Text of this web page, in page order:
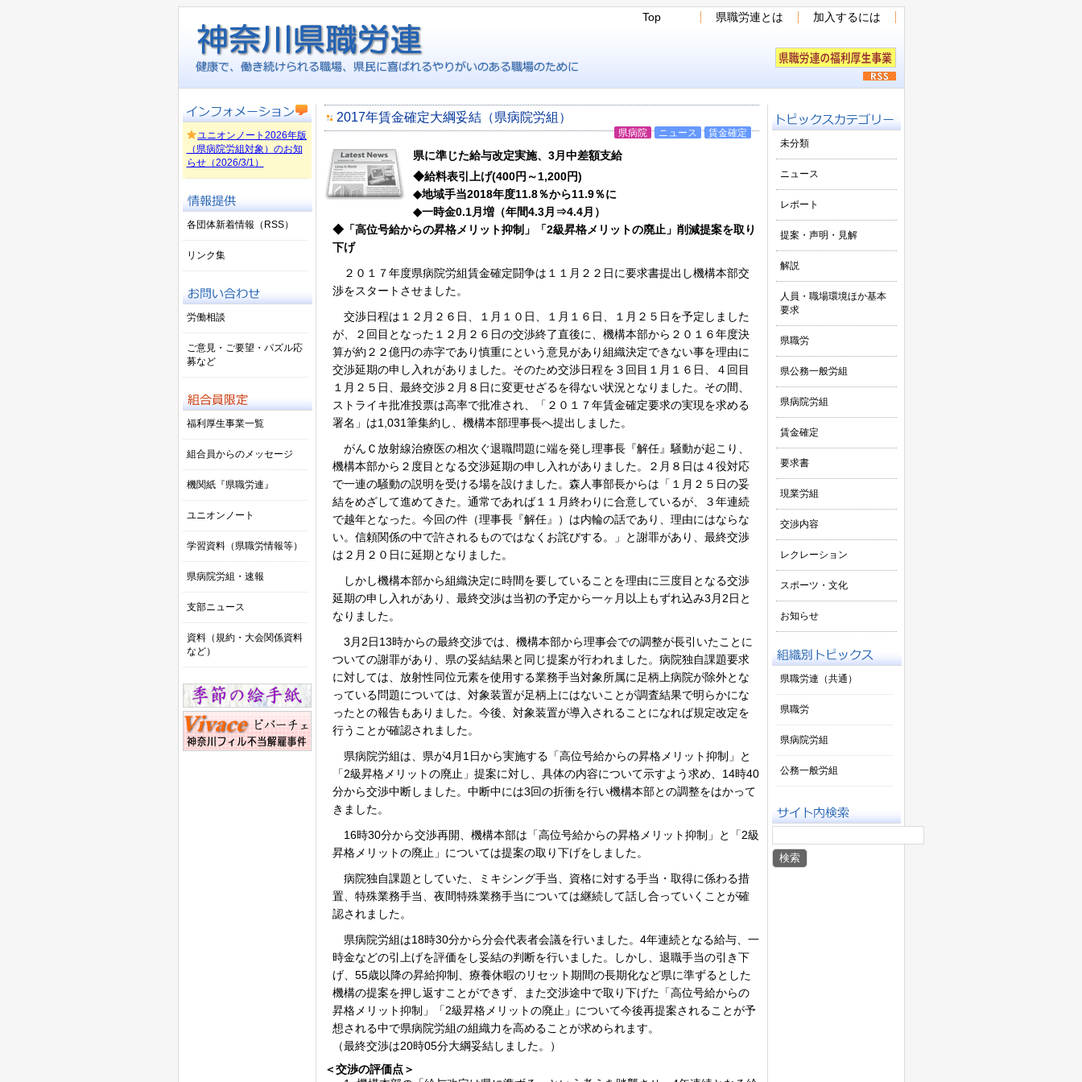
Top 県職労連とは 加入するには
2017年賃金確定大綱妥結（県病院労組）
県病院 ニュース 賃金確定
県に準じた給与改定実施、3月中差額支給
◆給料表引上げ(400円～1,200円)
◆地域手当2018年度11.8％から11.9％に
◆一時金0.1月増（年間4.3月⇒4.4月）
◆「高位号給からの昇格メリット抑制」「2級昇格メリットの廃止」削減提案を取り
下げ
２０１７年度県病院労組賃金確定闘争は１１月２２日に要求書提出し機構本部交
渉をスタートさせました。
交渉日程は１２月２６日、１月１０日、１月１６日、１月２５日を予定しました
が、２回目となった１２月２６日の交渉終了直後に、機構本部から２０１６年度決
算が約２２億円の赤字であり慎重にという意見があり組織決定できない事を理由に
交渉延期の申し入れがありました。そのため交渉日程を３回目１月１６日、４回目
１月２５日、最終交渉２月８日に変更せざるを得ない状況となりました。その間、
ストライキ批准投票は高率で批准され、「２０１７年賃金確定要求の実現を求める
署名」は1,031筆集約し、機構本部理事長へ提出しました。
がんＣ放射線治療医の相次ぐ退職問題に端を発し理事長『解任』騒動が起こり、
機構本部から２度目となる交渉延期の申し入れがありました。２月８日は４役対応
で一連の騒動の説明を受ける場を設けました。森人事部長からは「１月２５日の妥
結をめざして進めてきた。通常であれば１１月終わりに合意しているが、３年連続
で越年となった。今回の件（理事長『解任』）は内輪の話であり、理由にはならな
い。信頼関係の中で許されるものではなくお詫びする。」と謝罪があり、最終交渉
は２月２０日に延期となりました。
しかし機構本部から組織決定に時間を要していることを理由に三度目となる交渉
延期の申し入れがあり、最終交渉は当初の予定から一ヶ月以上もずれ込み3月2日と
なりました。
3月2日13時からの最終交渉では、機構本部から理事会での調整が長引いたことに
ついての謝罪があり、県の妥結結果と同じ提案が行われました。病院独自課題要求
に対しては、放射性同位元素を使用する業務手当対象所属に足柄上病院が除外とな
っている問題については、対象装置が足柄上にはないことが調査結果で明らかにな
ったとの報告もありました。今後、対象装置が導入されることになれば規定改定を
行うことが確認されました。
県病院労組は、県が4月1日から実施する「高位号給からの昇格メリット抑制」と
「2級昇格メリットの廃止」提案に対し、具体の内容について示すよう求め、14時40
分から交渉中断しました。中断中には3回の折衝を行い機構本部との調整をはかって
きました。
16時30分から交渉再開、機構本部は「高位号給からの昇格メリット抑制」と「2級
昇格メリットの廃止」については提案の取り下げをしました。
病院独自課題としていた、ミキシング手当、資格に対する手当・取得に係わる措
置、特殊業務手当、夜間特殊業務手当については継続して話し合っていくことが確
認されました。
県病院労組は18時30分から分会代表者会議を行いました。4年連続となる給与、一
時金などの引上げを評価をし妥結の判断を行いました。しかし、退職手当の引き下
げ、55歳以降の昇給抑制、療養休暇のリセット期間の長期化など県に準ずるとした
機構の提案を押し返すことができず、また交渉途中で取り下げた「高位号給からの
昇格メリット抑制」「2級昇格メリットの廃止」について今後再提案されることが予
想される中で県病院労組の組織力を高めることが求められます。
（最終交渉は20時05分大綱妥結しました。）
＜交渉の評価点＞
ユニオンノート2026年版
（県病院労組対象）のお知
らせ（2026/3/1）
各団体新着情報（RSS）
リンク集
労働相談
ご意見・ご要望・パズル応
募など
福利厚生事業一覧
組合員からのメッセージ
機関紙『県職労連』
ユニオンノート
学習資料（県職労情報等）
県病院労組・速報
支部ニュース
資料（規約・大会関係資料
など）
未分類
ニュース
レポート
提案・声明・見解
解説
人員・職場環境ほか基本
要求
県職労
県公務一般労組
県病院労組
賃金確定
要求書
現業労組
交渉内容
レクレーション
スポーツ・文化
お知らせ
県職労連（共通）
県職労
県病院労組
公務一般労組